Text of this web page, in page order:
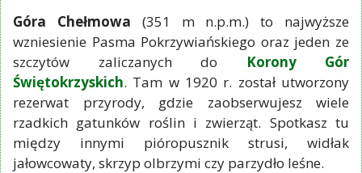
Góra Chełmowa (351 m n.p.m.) to najwyższe
wzniesienie Pasma Pokrzywiańskiego oraz jeden ze
szczytów zaliczanych do
Korony Gór
Świętokrzyskich. Tam w 1920 r. został utworzony
rezerwat przyrody, gdzie zaobserwujesz wiele
rzadkich gatunków roślin i zwierząt. Spotkasz tu
między innymi pióropusznik strusi, widłak
jałowcowaty, skrzyp olbrzymi czy parzydło leśne.